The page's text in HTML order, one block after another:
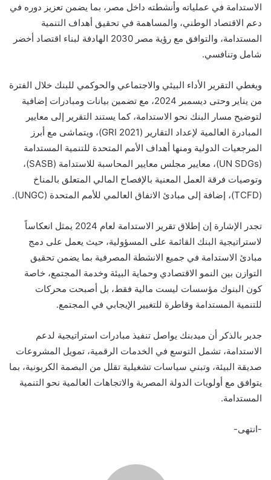
الاستدامة في عملياته وأنشطته داخل مصر، بما يضمن تعزيز دوره في
دعم الاقتصاد الوطني، والمساهمة في تحقيق أهداف التنمية
المستدامة، والتوافق مع رؤية مصر 2030 الهادفة لبناء اقتصاد أخضر
شامل وتنافسي.
ويغطي التقرير الأداء البيئي والاجتماعي والحوكمي للبنك خلال الفترة
من يناير وحتى ديسمبر 2024، مع تضمين بيانات ومبادرات إضافية
لتوضيح مسار البنك نحو الاستدامة، كما يستند التقرير إلى معايير
المبادرة العالمية لإعداد التقارير (GRI 2021)، ويتماشى مع أبرز
المرجعيات الدولية ومنها أهداف الأمم المتحدة للتنمية المستدامة
(UN SDGs)، معايير مجلس معايير المحاسبة للاستدامة (SASB)،
وتوصيات فرقة العمل المعنية بالإفصاح المالي المتعلق بالمناخ
(TCFD)، إضافة إلى مبادئ الاتفاق العالمي للأمم المتحدة (UNGC).
تجدر الإشارة إن إطلاق تقرير الاستدامة لعام 2024 يمثل انعكاساً
لاستراتيجية البنك القائمة على المسؤولية، حيث يعمل على دمج
مبادئ الاستدامة في جميع الانشطة المصرفية بما يضمن تحقيق
التوازن بين النمو الاقتصادي وحماية البيئة وخدمة المجتمع، خاصة
كون البنوك مؤسسات ليست مالية فقط، بل أصبحت محركات
للتنمية المستدامة وقاطرة للتغيير الإيجابي في المجتمع.
جدير بالذكر أن ميدبنك يواصل تنفيذ مبادرات استراتيجية لدعم
الاستدامة، تشمل التوسع في الخدمات الرقمية، تمويل المشروعات
صديقة البيئة، وتبني سياسات تشغيلية تقلل من البصمة الكربونية، بما
يتوافق مع أولويات الدولة المصرية والاتجاهات العالمية نحو التنمية
المستدامة.
-انتهى-